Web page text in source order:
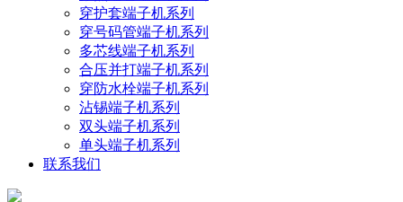
穿护套端子机系列
穿号码管端子机系列
多芯线端子机系列
合压并打端子机系列
穿防水栓端子机系列
沾锡端子机系列
双头端子机系列
单头端子机系列
联系我们